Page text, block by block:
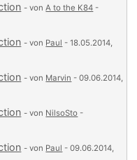
- vonA to the K84 -
- von Paul - 18.05.2014,
- von Marvin - 09.06.2014,
- von NilsoSto -
- von Paul - 09.06.2014,